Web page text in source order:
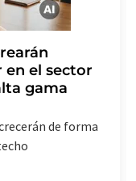
en el sector
gama
de forma